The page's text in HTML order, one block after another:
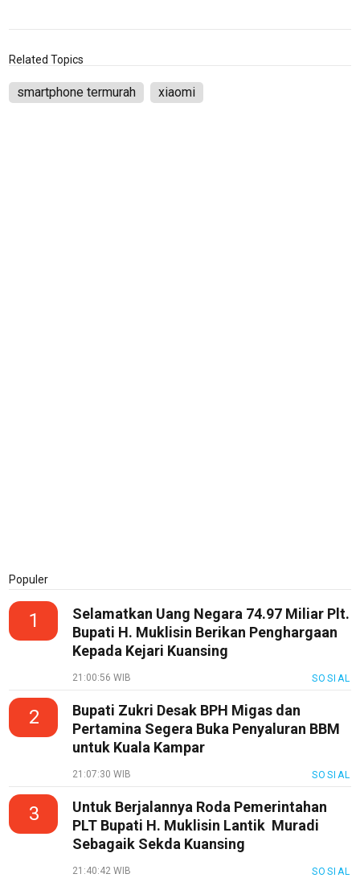
Related Topics
smartphone termurah xiaomi
Populer
1
Selamatkan Uang Negara 74.97 Miliar Plt.
Bupati H. Muklisin Berikan Penghargaan
Kepada Kejari Kuansing
21:00:56 WIB SOSIAL
2
Bupati Zukri Desak BPH Migas dan
Pertamina Segera Buka Penyaluran BBM
untuk Kuala Kampar
21:07:30 WIB SOSIAL
3
Untuk Berjalannya Roda Pemerintahan
PLT Bupati H. Muklisin Lantik Muradi
Sebagaik Sekda Kuansing
21:40:42 WIB SOSIAL